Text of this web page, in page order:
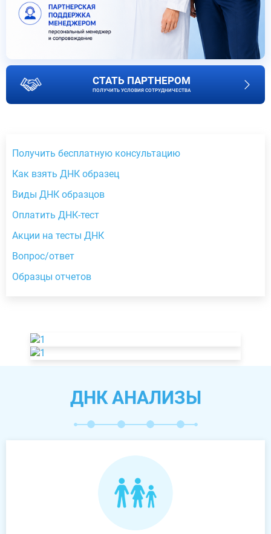
СТАТЬ ПАРТНЕРОМ
ПОЛУЧИТЬ УСЛОВИЯ СОТРУДНИЧЕСТВА
Получить бесплатную консультацию
Как взять ДНК образец
Виды ДНК образцов
Оплатить ДНК-тест
Акции на тесты ДНК
Вопрос/ответ
Образцы отчетов
ДНК АНАЛИЗЫ